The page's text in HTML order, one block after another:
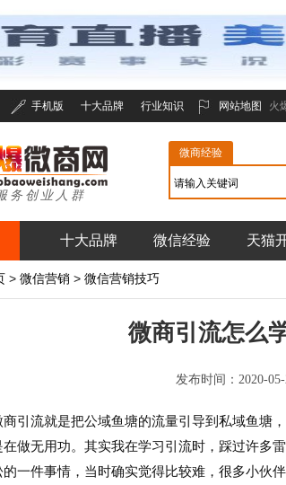
手机版 十大品牌 行业知识 网站地图 火
务创业人群
微商经验
十大品牌 微信经验 天猫
> 微信营销> 微信营销技巧
微商引流怎么
发布时间：2020-
流就是把公域鱼塘的流量引导到私域鱼塘，
做无用功。其实我在学习引流时，踩过许多
一件事情，当时确实觉得比较难，很多小伙